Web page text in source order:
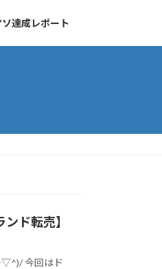
達成レポート
ド転売】
今回はド